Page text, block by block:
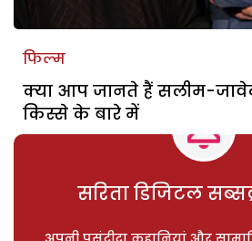
फिल्म
क्या आप जानते हैं सलीम-
किस्से के बारे में
सरिता डिजिटल